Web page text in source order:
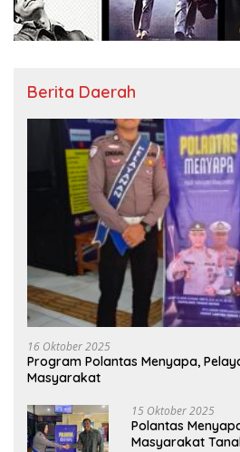
Berita Daerah
16 Oktober 2025
Program Polantas Menyapa,
Masyarakat
15 Oktober 2025
Polantas
Masyarakat